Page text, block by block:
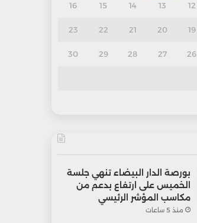
12
13
14
15
16
19
20
21
22
23
26
27
28
29
30
بورصة الدار البيضاء تنهي جلسة
الخميس على ارتفاع بدعم من
مكاسب المؤشر الرئيسي
منذ 5 ساعات